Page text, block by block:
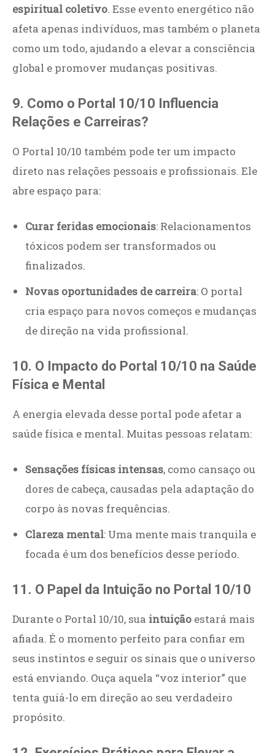
espiritual coletivo. Esse evento energético não
afeta apenas indivíduos, mas também o planeta
como um todo, ajudando a elevar a consciência
global e promover mudanças positivas.
9. Como o Portal 10/10 Influencia
Relações e Carreiras?
O Portal 10/10 também pode ter um impacto
direto nas relações pessoais e profissionais. Ele
abre espaço para:
Curar feridas emocionais: Relacionamentos
tóxicos podem ser transformados ou
finalizados.
Novas oportunidades de carreira: O portal
cria espaço para novos começos e mudanças
de direção na vida profissional.
10. O Impacto do Portal 10/10 na Saúde
Física e Mental
A energia elevada desse portal pode afetar a
saúde física e mental. Muitas pessoas relatam:
Sensações físicas intensas, como cansaço ou
dores de cabeça, causadas pela adaptação do
corpo às novas frequências.
Clareza mental: Uma mente mais tranquila e
focada é um dos benefícios desse período.
11. O Papel da Intuição no Portal 10/10
Durante o Portal 10/10, sua intuição estará mais
afiada. É o momento perfeito para confiar em
seus instintos e seguir os sinais que o universo
está enviando. Ouça aquela “voz interior” que
tenta guiá-lo em direção ao seu verdadeiro
propósito.